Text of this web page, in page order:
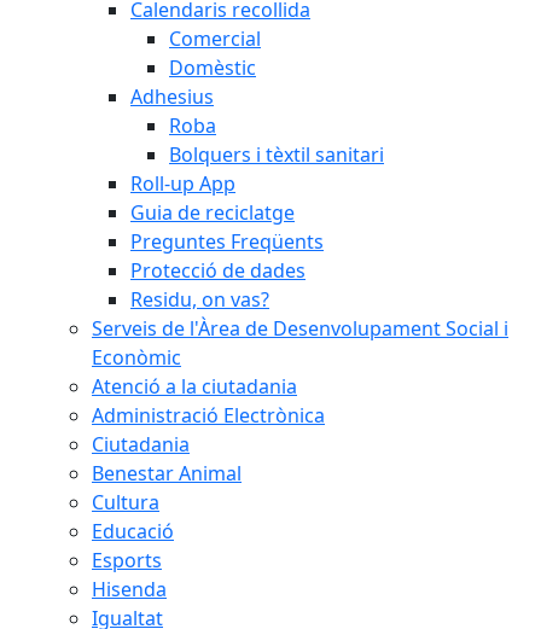
Calendaris recollida
Comercial
Domèstic
Adhesius
Roba
Bolquers i tèxtil sanitari
Roll-up App
Guia de reciclatge
Preguntes Freqüents
Protecció de dades
Residu, on vas?
Serveis de l'Àrea de Desenvolupament Social i
Econòmic
Atenció a la ciutadania
Administració Electrònica
Ciutadania
Benestar Animal
Cultura
Educació
Esports
Hisenda
Igualtat